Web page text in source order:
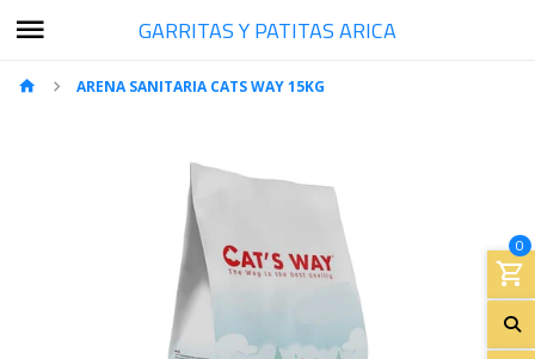
GARRITAS Y PATITAS ARICA
0
ARENA SANITARIA CATS WAY 15KG